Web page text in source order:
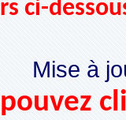
ci-
Mise à